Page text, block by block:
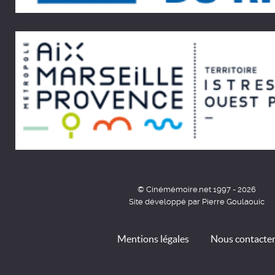
© Cinémémoire.net 1997 - 2026
Site développé par Pierre Goulaouic
Mentions légales Nous contacter